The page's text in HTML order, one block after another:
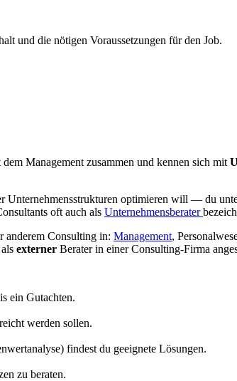
und die nötigen Voraussetzungen für den Job.
Management zusammen und kennen sich mit
optimieren will — du
oft auch als Unternehmensberater
anderem Consulting in: Management,
externer Berater in einer Consulting-Firma
ein Gutachten.
werden sollen.
findest du geeignete Lösungen.
zu beraten.